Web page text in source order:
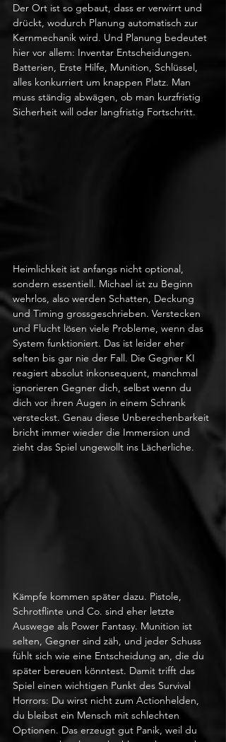
Der Ort ist so gebaut, dass er verwirrt und
drückt, wodurch Planung automatisch zur
Kernmechanik wird. Und Planung bedeutet
hier vor allem: Inventar Entscheidungen.
Batterien, Erste Hilfe, Munition, Schlüssel,
alles konkurriert um knappen Platz. Man
muss ständig abwägen, ob man kurzfristig
Sicherheit will oder langfristig Fortschritt.
Heimlichkeit ist anfangs nicht optional,
sondern essentiell. Michael ist zu Beginn
wehrlos, also werden Schatten, Deckung
und Timing grossgeschrieben. Verstecken
und Flucht lösen viele Probleme, wenn das
System funktioniert. Das ist leider eher
selten bis gar nie der Fall. Die Gegner KI
reagiert absolut inkonsequent, manchmal
ignorieren Gegner dich, selbst wenn du
dich vor ihren Augen in einem Schrank
versteckst. Genau diese Unberechenbarkeit
bricht immer wieder die Immersion und
zieht das Spiel ungewollt ins Lächerliche.
Kämpfe kommen später dazu. Pistole,
Schrotflinte und Co. sind eher letzte
Auswege als Power Fantasy. Munition ist
selten, Gegner sind zäh, und jeder Schuss
fühlt sich wie eine Entscheidung an, die du
später bereuen könntest. Damit trifft das
Spiel einen wichtigen Punkt des Survival
Horrors: Du wirst nicht zum Actionhelden,
du bleibst ein Mensch mit schlechten
Optionen. Das erzeugt gut Panik, weil du